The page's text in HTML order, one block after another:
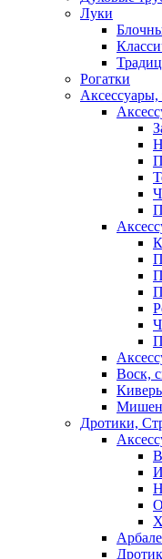
Луки
Рогатки
Воск,
Дротики,